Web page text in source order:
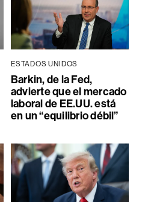
ESTADOS UNIDOS
Barkin, de la Fed,
advierte que el mercado
laboral de EE.UU. está
en un “equilibrio débil”